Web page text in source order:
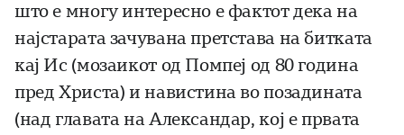
што е многу интересно е фактот дека на
најстарата зачувана претстава на битката
кај Ис (мозаикот од Помпеј од 80 година
пред Христа) и навистина во позадината
(над главата на Александар, кој е првата